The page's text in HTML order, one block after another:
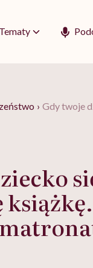
Tematy
› Gdy twoje